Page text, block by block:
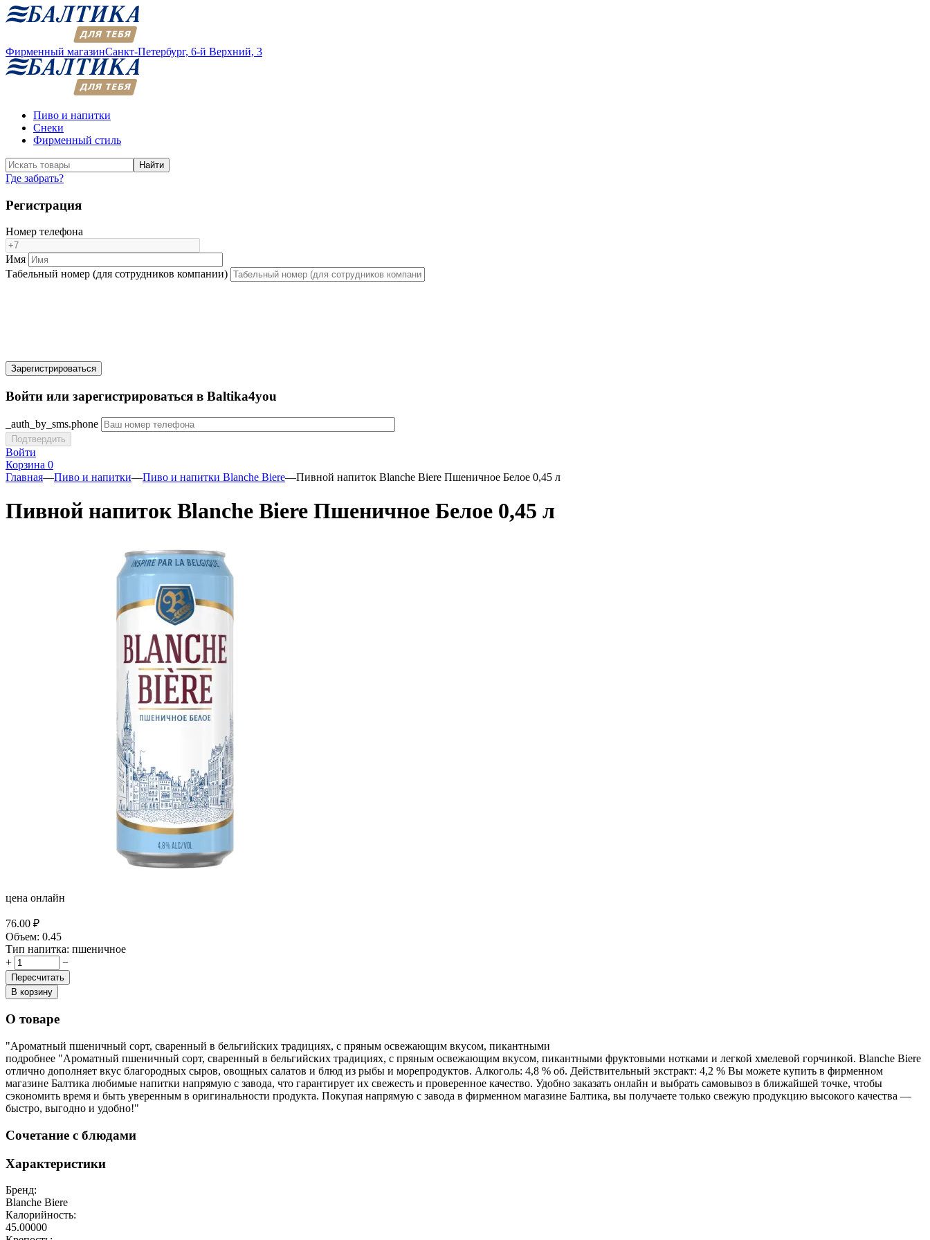
Фирменный магазинСанкт-Петербург, 6-й Верхний, 3
Пиво и напитки
Снеки
Фирменный стиль
Найти
Где забрать?
Регистрация
Номер телефона
Имя
Табельный номер (для сотрудников компании)
Зарегистрироваться
Войти или зарегистрироваться в Baltika4you
_auth_by_sms.phone
Подтвердить
Войти
Корзина 0
Главная—Пиво и напитки—Пиво и напитки Blanche Biere—Пивной напиток Blanche Biere Пшеничное Белое 0,45 л
Пивной напиток Blanche Biere Пшеничное Белое 0,45 л
цена онлайн
76.00 ₽
Объем: 0.45
Тип напитка: пшеничное
+
−
Пересчитать
В корзину
О товаре
"Ароматный пшеничный сорт, сваренный в бельгийских традициях, с пряным освежающим вкусом, пикантными
подробнее "Ароматный пшеничный сорт, сваренный в бельгийских традициях, с пряным освежающим вкусом, пикантными фруктовыми нотками и легкой хмелевой горчинкой. Blanche Biere
отлично дополняет вкус благородных сыров, овощных салатов и блюд из рыбы и морепродуктов. Алкоголь: 4,8 % об. Действительный экстракт: 4,2 % Вы можете купить в фирменном
магазине Балтика любимые напитки напрямую с завода, что гарантирует их свежесть и проверенное качество. Удобно заказать онлайн и выбрать самовывоз в ближайшей точке, чтобы
сэкономить время и быть уверенным в оригинальности продукта. Покупая напрямую с завода в фирменном магазине Балтика, вы получаете только свежую продукцию высокого качества —
быстро, выгодно и удобно!"
Сочетание с блюдами
Характеристики
Бренд:
Blanche Biere
Калорийность:
45.00000